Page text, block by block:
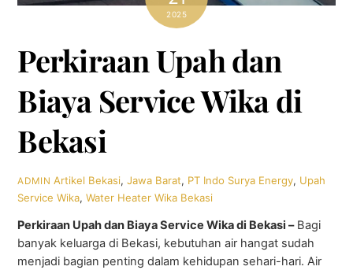
2025
Perkiraan Upah dan
Biaya Service Wika di
Bekasi
ADMIN Artikel Bekasi,Jawa Barat, PT Indo Surya Energy, Upah
Service Wika,Water Heater Wika Bekasi
Perkiraan Upah dan Biaya Service Wika di Bekasi –Bagi
banyak keluarga di Bekasi, kebutuhan air hangat sudah
menjadi bagian penting dalam kehidupan sehari-hari. Air